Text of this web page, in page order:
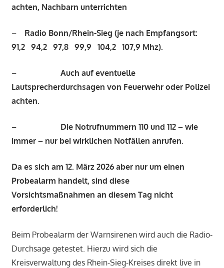
achten, Nachbarn unterrichten
– Radio Bonn/Rhein-Sieg (je nach Empfangsort:
91,2 94,2 97,8 99,9 104,2 107,9 Mhz).
– Auch auf eventuelle
Lautsprecherdurchsagen von Feuerwehr oder Polizei
achten.
– Die Notrufnummern 110 und 112 – wie
immer – nur bei wirklichen Notfällen anrufen.
Da es sich am 12. März 2026 aber nur um einen
Probealarm handelt, sind diese
Vorsichtsmaßnahmen an diesem Tag nicht
erforderlich!
Beim Probealarm der Warnsirenen wird auch die Radio-
Durchsage getestet. Hierzu wird sich die
Kreisverwaltung des Rhein-Sieg-Kreises direkt live in